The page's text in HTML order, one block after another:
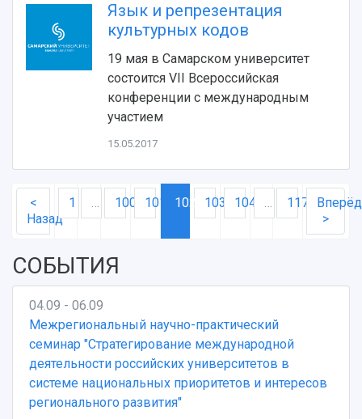
Язык и репрезентация
культурных кодов
19 мая в Самарском университет
состоится VII Всероссийская
конференции с международным
участием
15.05.2017
<
Назад
1 … 100 101 102 103 104 … 117
Вперёд
>
СОБЫТИЯ
04.09 - 06.09
Межрегиональный научно-практический
семинар "Стратегирование международной
деятельности российских университетов в
системе национальных приоритетов и интересов
регионального развития"